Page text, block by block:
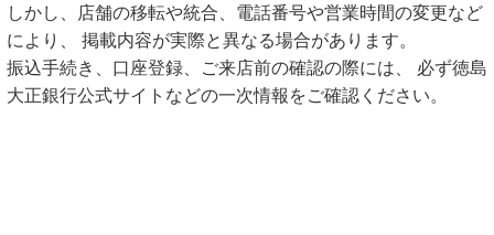
しかし、店舗の移転や統合、電話番号や営業時間の変更など
により、 掲載内容が実際と異なる場合があります。
振込手続き、口座登録、ご来店前の確認の際には、 必ず徳島
大正銀行公式サイトなどの一次情報をご確認ください。